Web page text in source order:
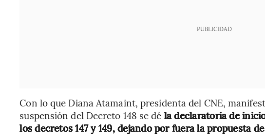
PUBLICIDAD
Con lo que Diana Atamaint, presidenta del CNE,
suspensión del Decreto 148 se dé la declaratoria de
los decretos 147 y 149, dejando por fuera la propuesta